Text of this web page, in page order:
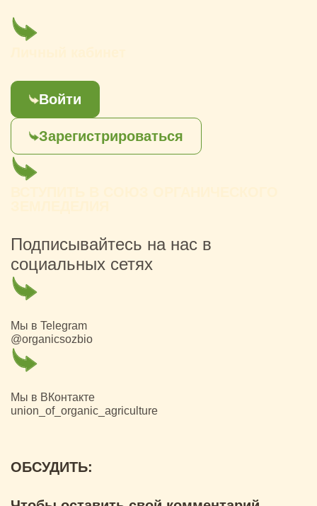
Войти
Зарегистрироваться
Подписывайтесь на нас в
социальных сетях
Мы в Telegram
@organicsozbio
Мы в ВКонтакте
union_of_organic_agriculture
ОБСУДИТЬ: